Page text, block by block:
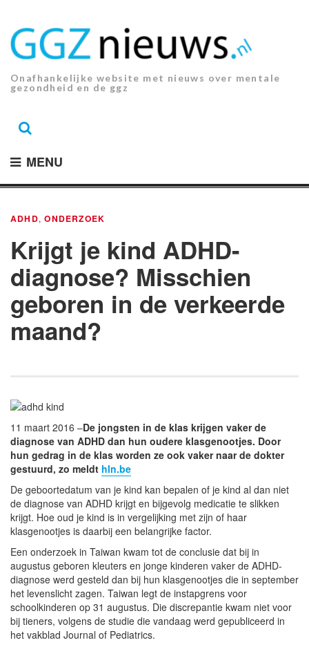
inhoud.
Onafhankelijke website met nieuws over mentale
gezondheid en de ggz
MENU
ADHD,ONDERZOEK
Krijgt je kind ADHD-
diagnose? Misschien
geboren in de verkeerde
maand?
11 maart 2016 –De jongsten in de klas krijgen vaker de
diagnose van ADHD dan hun oudere klasgenootjes. Door
hun gedrag in de klas worden ze ook vaker naar de dokter
gestuurd, zo meldt hln.be
De geboortedatum van je kind kan bepalen of je kind al dan niet
de diagnose van ADHD krijgt en bijgevolg medicatie te slikken
krijgt. Hoe oud je kind is in vergelijking met zijn of haar
klasgenootjes is daarbij een belangrijke factor.
Een onderzoek in Taiwan kwam tot de conclusie dat bij in
augustus geboren kleuters en jonge kinderen vaker de ADHD-
diagnose werd gesteld dan bij hun klasgenootjes die in september
het levenslicht zagen. Taiwan legt de instapgrens voor
schoolkinderen op 31 augustus. Die discrepantie kwam niet voor
bij tieners, volgens de studie die vandaag werd gepubliceerd in
het vakblad Journal of Pediatrics.